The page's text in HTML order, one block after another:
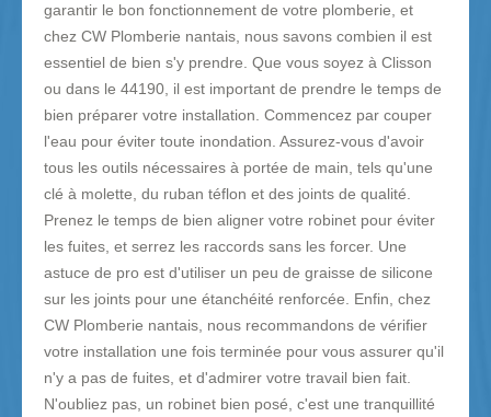
garantir le bon fonctionnement de votre plomberie, et
chez CW Plomberie nantais, nous savons combien il est
essentiel de bien s'y prendre. Que vous soyez à Clisson
ou dans le 44190, il est important de prendre le temps de
bien préparer votre installation. Commencez par couper
l'eau pour éviter toute inondation. Assurez-vous d'avoir
tous les outils nécessaires à portée de main, tels qu'une
clé à molette, du ruban téflon et des joints de qualité.
Prenez le temps de bien aligner votre robinet pour éviter
les fuites, et serrez les raccords sans les forcer. Une
astuce de pro est d'utiliser un peu de graisse de silicone
sur les joints pour une étanchéité renforcée. Enfin, chez
CW Plomberie nantais, nous recommandons de vérifier
votre installation une fois terminée pour vous assurer qu'il
n'y a pas de fuites, et d'admirer votre travail bien fait.
N'oubliez pas, un robinet bien posé, c'est une tranquillité